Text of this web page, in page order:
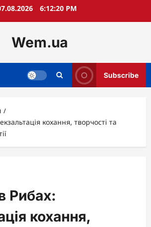
6:12:22 PM
Wem.ua
Subscribe
кохання, творчості та
Рибах:
кохання,